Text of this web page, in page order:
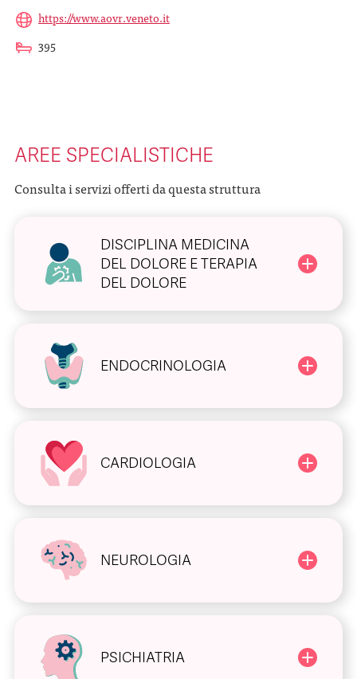
https://www.aovr.veneto.it
395
AREE SPECIALISTICHE
Consulta i servizi offerti da questa struttura
DISCIPLINA MEDICINA
DEL DOLORE E TERAPIA
DEL DOLORE
ENDOCRINOLOGIA
CARDIOLOGIA
NEUROLOGIA
PSICHIATRIA